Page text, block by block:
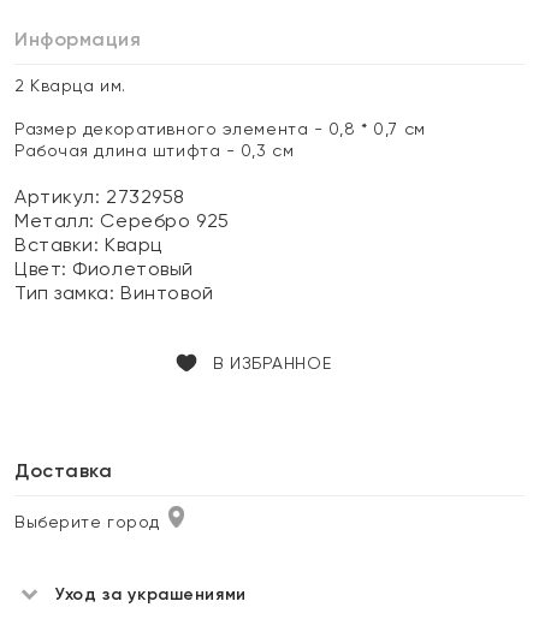
Информация
2 Кварца им.
Размер декоративного элемента - 0,8 * 0,7 см
Рабочая длина штифта - 0,3 см
Артикул: 2732958
Металл: Серебро 925
Вставки:Кварц
Цвет: Фиолетовый
Тип замка:Винтовой
В ИЗБРАННОЕ
Доставка
Выберите город
Уход за украшениями